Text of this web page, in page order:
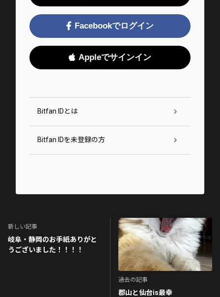
Facebookでログイン
Appleでサインイン
Bitfan IDとは
Bitfan IDを未登録の方
新しい記事
岐阜・静岡のお手紙ありがと
うございました！！！！
過去の記事
郡山と仙台is最幸